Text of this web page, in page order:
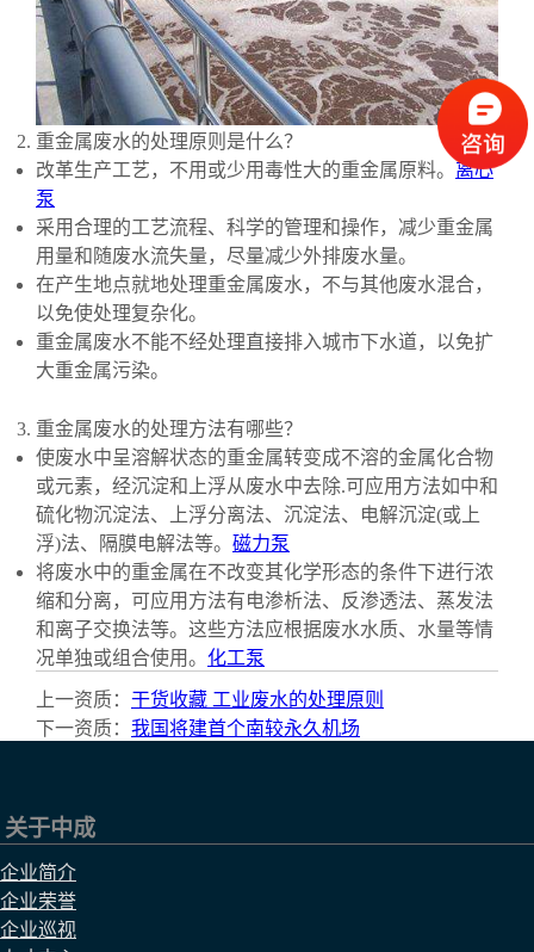
重金属废水的处理原则是什么？
改革生产工艺，不用或少用毒性大的重金属原料。 离心
泵
采用合理的工艺流程、科学的管理和操作，减少重金属
用量和随废水流失量，尽量减少外排废水量。
在产生地点就地处理重金属废水，不与其他废水混合，
以免使处理复杂化。
重金属废水不能不经处理直接排入城市下水道，以免扩
大重金属污染。
重金属废水的处理方法有哪些？
使废水中呈溶解状态的重金属转变成不溶的金属化合物
或元素，经沉淀和上浮从废水中去除.可应用方法如中和
硫化物沉淀法、上浮分离法、沉淀法、电解沉淀(或上
浮)法、隔膜电解法等。 磁力泵
将废水中的重金属在不改变其化学形态的条件下进行浓
缩和分离，可应用方法有电渗析法、反渗透法、蒸发法
和离子交换法等。这些方法应根据废水水质、水量等情
况单独或组合使用。 化工泵
上一资质： 干货收藏 工业废水的处理原则
下一资质： 我国将建首个南较永久机场
关于中成
企业简介
企业荣誉
企业巡视